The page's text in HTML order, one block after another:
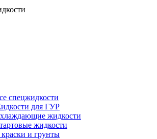
спецжидкости
для ГУР
жидкости
жидкости
и грунты